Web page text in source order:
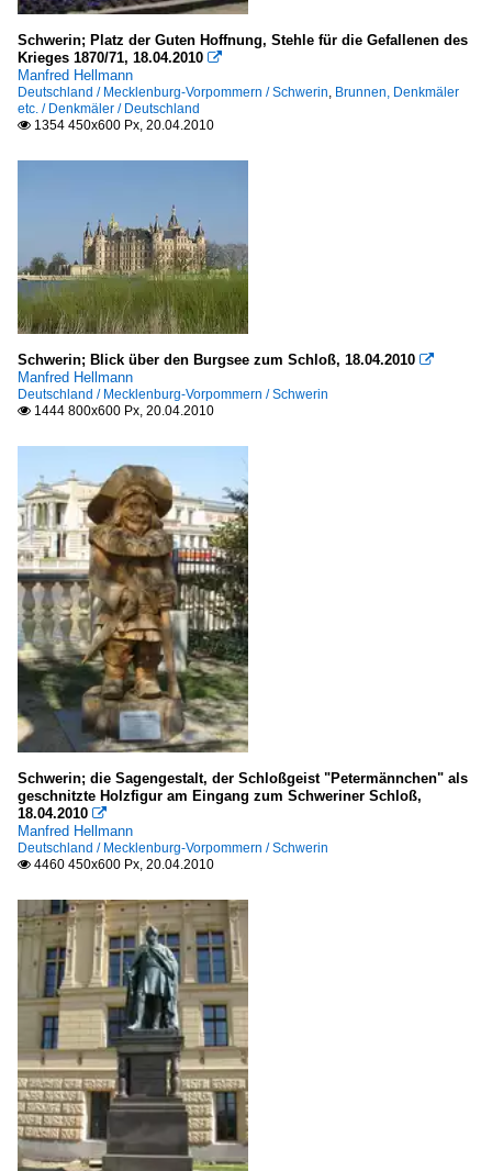
Schwerin; Platz der Guten Hoffnung, Stehle für die Gefallenen des
Krieges 1870/71, 18.04.2010 
Manfred Hellmann
Deutschland / Mecklenburg-Vorpommern / Schwerin Brunnen, Denkmäler
etc. / Denkmäler / Deutschland
 1354 450x600 Px, 20.04.2010
Schwerin; Blick über den Burgsee zum Schloß, 18.04.2010 
Manfred Hellmann
Deutschland / Mecklenburg-Vorpommern / Schwerin
 1444 800x600 Px, 20.04.2010
Schwerin; die Sagengestalt, der Schloßgeist "Petermännchen" als
geschnitzte Holzfigur am Eingang zum Schweriner Schloß,
18.04.2010 
Manfred Hellmann
Deutschland / Mecklenburg-Vorpommern / Schwerin
 4460 450x600 Px, 20.04.2010